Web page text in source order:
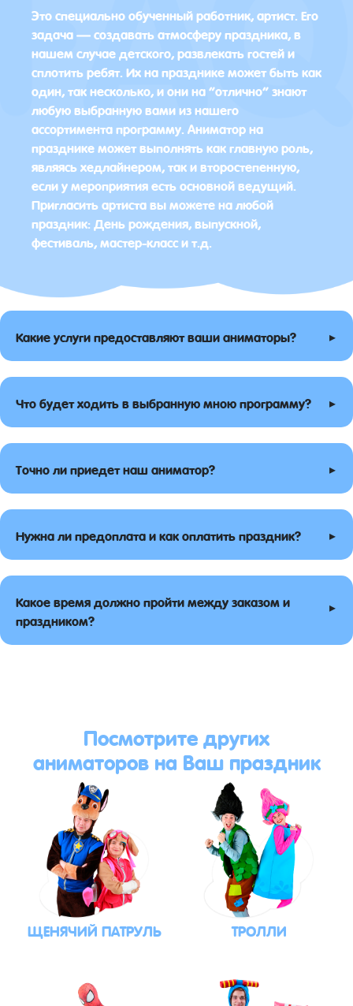
Это специально обученный работник, артист. Его
задача — создавать атмосферу праздника, в
нашем случае детского, развлекать гостей и
сплотить ребят. Их на празднике может быть как
один, так несколько, и они на “отлично” знают
любую выбранную вами из нашего
ассортимента программу. Аниматор на
празднике может выполнять как главную роль,
являясь хедлайнером, так и второстепенную,
если у мероприятия есть основной ведущий.
Пригласить артиста вы можете на любой
праздник: День рождения, выпускной,
фестиваль, мастер-класс и т.д.
Какие услуги предоставляют ваши аниматоры? ▸
Что будет ходить в выбранную мною программу? ▸
Точно ли приедет наш аниматор? ▸
Нужна ли предоплата и как оплатить праздник? ▸
Какое время должно пройти между заказом и
праздником?
▸
Посмотрите других
аниматоров на Ваш праздник
ЩЕНЯЧИЙ ПАТРУЛЬ ТРОЛЛИ